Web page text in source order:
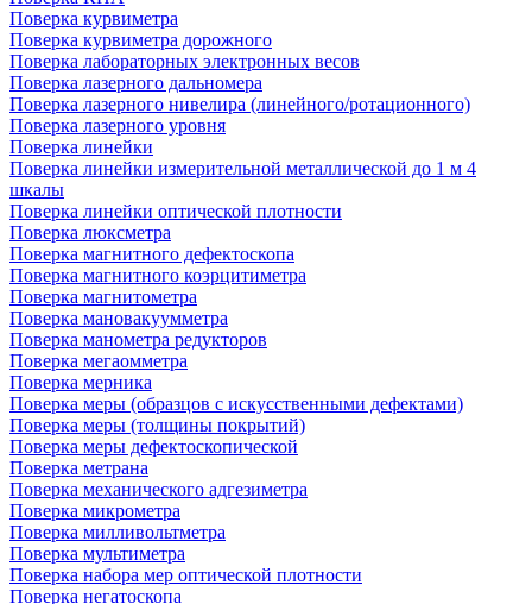
Поверка курвиметра
Поверка курвиметра дорожного
Поверка лабораторных электронных весов
Поверка лазерного дальномера
Поверка лазерного нивелира (линейного/ротационного)
Поверка лазерного уровня
Поверка линейки
Поверка линейки измерительной металлической до 1 м 4
шкалы
Поверка линейки оптической плотности
Поверка люксметра
Поверка магнитного дефектоскопа
Поверка магнитного коэрцитиметра
Поверка магнитометра
Поверка мановакуумметра
Поверка манометра редукторов
Поверка мегаомметра
Поверка мерника
Поверка меры (образцов с искусственными дефектами)
Поверка меры (толщины покрытий)
Поверка меры дефектоскопической
Поверка метрана
Поверка механического адгезиметра
Поверка микрометра
Поверка милливольтметра
Поверка мультиметра
Поверка набора мер оптической плотности
Поверка негатоскопа